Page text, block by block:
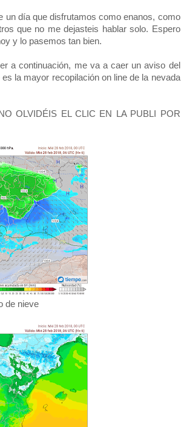
un día que disfrutamos como enanos, como
que no me dejasteis hablar solo. Espero
y lo pasemos tan bien.
a continuación, me va a caer un aviso del
la mayor recopilación on line de la nevada
OLVIDÉIS EL CLIC EN LA PUBLI POR
de nieve